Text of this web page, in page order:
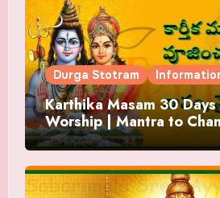
Durga Stotram
Karthika Masam 30
Worship | Mantra to
and Offering